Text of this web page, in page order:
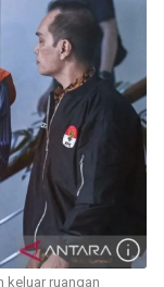
keluar ruangan